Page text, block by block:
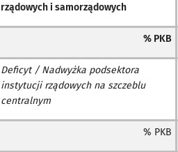
rządowych i samorządowych
% PKB
Deficyt / Nadwyżka podsektora
instytucji rządowych na szczeblu
centralnym
% PKB